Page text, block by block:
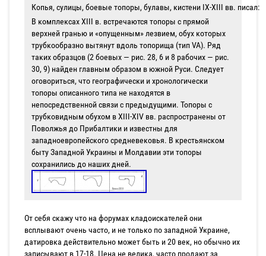
Копья, сулицы, боевые топоры, булавы, кистени IX-XIII вв. писал:
В комплексах XIII в. встречаются топоры с прямой
верхней гранью и «опущенным» лезвием, обух которых
трубкообразно вытянут вдоль топорища (тип VA). Ряд
таких образцов (2 боевых — рис. 28, 6 и 8 рабочих — рис.
30, 9) найден главным образом в южной Руси. Следует
оговориться, что географически и хронологически
топоры описанного типа не находятся в
непосредственной связи с предыдущими. Топоры с
трубковидным обухом в XIII-XIV вв. распространены от
Поволжья до Прибалтики и известны для
западноевропейского средневековья. В крестьянском
быту Западной Украины и Молдавии эти топоры
сохранились до наших дней.
От себя скажу что на форумах кладоискателей они
всплывают очень часто, и не только по западной Украине,
датировка действительно может быть и 20 век, но обычно их
записывают в 17-18. Цена не велика, часто продают за